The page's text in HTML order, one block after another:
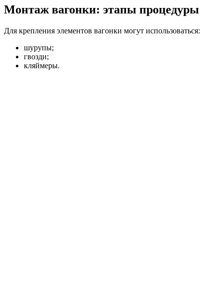
Монтаж вагонки: этапы процедуры
Для крепления элементов вагонки могут использоваться:
шурупы;
гвозди;
кляймеры.